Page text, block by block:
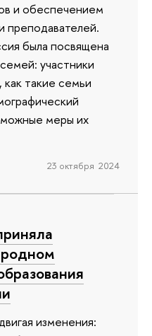
и обеспечением
преподавателей.
была посвящена
участники
такие семьи
меры их
23 октября 2024
изменения: